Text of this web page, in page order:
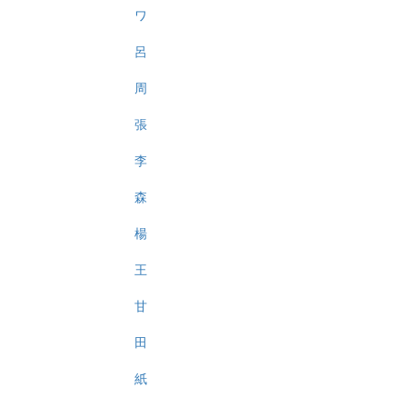
ワ
呂
周
張
李
森
楊
王
甘
田
紙